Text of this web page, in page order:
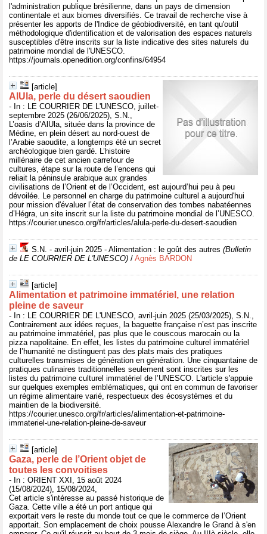
l'administration publique brésilienne, dans un pays de dimension
continentale et aux biomes diversifiés. Ce travail de recherche vise à
présenter les apports de l'Indice de géobiodiversité, en tant qu'outil
méthodologique d'identification et de valorisation des espaces naturels
susceptibles d'être inscrits sur la liste indicative des sites naturels du
patrimoine mondial de l'UNESCO.
https://journals.openedition.org/confins/64954
[article]
AlUla, perle du désert saoudien
- In : LE COURRIER DE L'UNESCO, juillet-
septembre 2025 (26/06/2025), S.N.,
L’oasis d’AlUla, située dans la province de
Médine, en plein désert au nord-ouest de
l’Arabie saoudite, a longtemps été un secret
archéologique bien gardé. L’histoire
millénaire de cet ancien carrefour de
cultures, étape sur la route de l’encens qui
reliait la péninsule arabique aux grandes
civilisations de l’Orient et de l’Occident, est aujourd’hui peu à peu
dévoilée. Le personnel en charge du patrimoine culturel a aujourd'hui
pour mission d'évaluer l’état de conservation des tombes nabatéennes
d’Hégra, un site inscrit sur la liste du patrimoine mondial de l’UNESCO.
https://courier.unesco.org/fr/articles/alula-perle-du-desert-saoudien
S.N. - avril-juin 2025 - Alimentation : le goût des autres (Bulletin
de LE COURRIER DE L'UNESCO) / Agnès BARDON
[article]
Alimentation et patrimoine immatériel, une relation
pleine de saveur
- In : LE COURRIER DE L'UNESCO, avril-juin 2025 (25/03/2025), S.N.,
Contrairement aux idées reçues, la baguette française n’est pas inscrite
au patrimoine immatériel, pas plus que le couscous marocain ou la
pizza napolitaine. En effet, les listes du patrimoine culturel immatériel
de l’humanité ne distinguent pas des plats mais des pratiques
culturelles transmises de génération en génération. Une cinquantaine de
pratiques culinaires traditionnelles seulement sont inscrites sur les
listes du patrimoine culturel immatériel de l’UNESCO. L'article s'appuie
sur quelques exemples emblématiques, qui ont en commun de favoriser
un régime alimentaire varié, respectueux des écosystèmes et du
maintien de la biodiversité.
https://courier.unesco.org/fr/articles/alimentation-et-patrimoine-
immateriel-une-relation-pleine-de-saveur
[article]
Gaza, perle de l’Orient objet de
toutes les convoitises
- In : ORIENT XXI, 15 août 2024
(15/08/2024), 15/08/2024,
Cet article s'intéresse au passé historique de
Gaza. Cette ville a été un port antique qui
exportait vers le reste du monde tout ce que le commerce de l’Orient
apportait. Son emplacement de choix pousse Alexandre le Grand à s'en